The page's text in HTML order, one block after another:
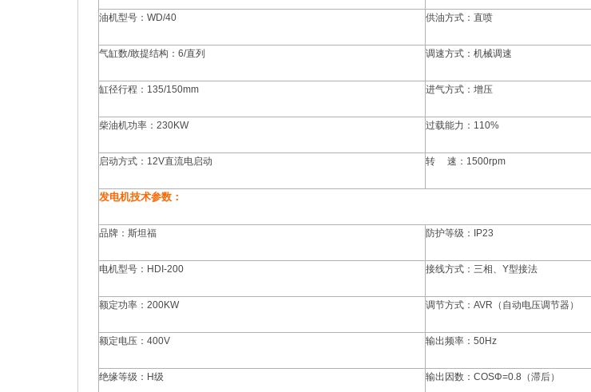
油机型号：WD/40 供油方式：直喷
气缸数/敢提结构：6/直列 调速方式：机械调速
缸径行程：135/150mm 进气方式：增压
柴油机功率：230KW 过载能力：110%
启动方式：12V直流电启动 转 速：1500rpm
发电机技术参数：
品牌：斯坦福 防护等级：IP23
电机型号：HDI-200 接线方式：三相、Y型接法
额定功率：200KW 调节方式：AVR（自动电压调节器）
额定电压：400V 输出频率：50Hz
绝缘等级：H级 输出因数：COSΦ=0.8（滞后）